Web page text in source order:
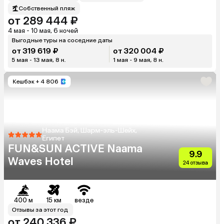
Собственный пляж
от 289 444 ₽
4 мая - 10 мая, 6 ночей
Выгодные туры на соседние даты
от 319 619 ₽
5 мая - 13 мая, 8 н.
от 320 004 ₽
1 мая - 9 мая, 8 н.
Кешбэк + 4 806
Наама Бэй, Шарм-эль-Шейх,
Египет
FUN&SUN ACTIVE Naama
Waves Hotel
9.9
24 отзыва
400 м 15 км везде
Отзывы за этот год